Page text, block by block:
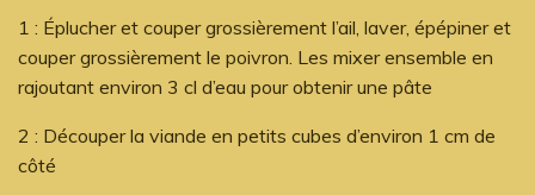
1 : Éplucher et couper grossièrement l’ail, laver, épépiner et
couper grossièrement le poivron. Les mixer ensemble en
rajoutant environ 3 cl d’eau pour obtenir une pâte
2 : Découper la viande en petits cubes d’environ 1 cm de
côté